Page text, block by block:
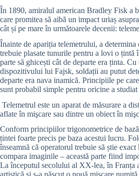
În 1890, amiralul american Bradley Fisk a
care promitea să aibă un impact uriaș
cât și pe mare în următoarele decenii:
Înainte de apariția telemetrului, a determina
trebuie plasate tunurile pentru a lovi o țintă
parte să ghicești cât de departe era ținta. Cu
dispozitivului lui Fajsk, soldații au putut
departe era nava inamică. Principiile pe
sunt probabil simple pentru oricine a
Telemetrul este un aparat de măsurare a
aflate în mişcare sau dintre un obiect în
Conform principiilor trigonometrice de
țintei foarte precis pe baza acestui lucru. F
înseamnă că operatorul trebuie să știe
compara imaginile – această parte fiind
La începutul secolului al XX-lea, în Franța